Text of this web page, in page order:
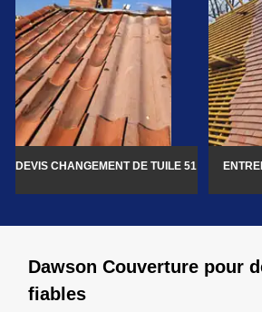
DEVIS CHANGEMENT DE TUILE 51
Dawson Couverture pour
fiables